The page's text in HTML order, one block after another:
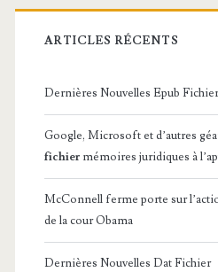
ARTICLES RÉCENTS
Dernières Nouvelles Epub Fichier
Google, Microsoft et d’autres
fichier mémoires juridiques à
McConnell ferme porte sur
de la cour Obama
Dernières Nouvelles Dat Fichier